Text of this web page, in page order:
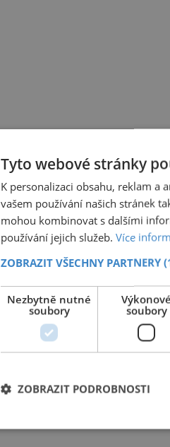
Tyto webové stránky
K personalizaci obsahu, reklam a
vašem používání našich stránek
mohou kombinovat s dalšími
používání jejich služeb. Více
ZOBRAZIT VŠECHNY PARTNERY
Nezbytně nutné
soubory
Výkonové
soubory
ZOBRAZIT PODROBNOSTI